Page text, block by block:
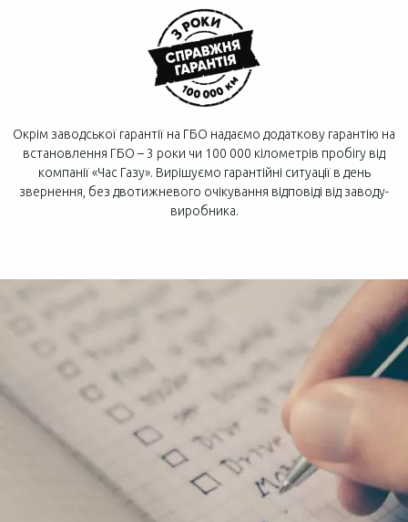
Окрім заводської гарантії на ГБО надаємо додаткову гарантію на
встановлення ГБО – 3 роки чи 100 000 кілометрів пробігу від
компанії «Час Газу». Вирішуємо гарантійні ситуації в день
звернення, без двотижневого очікування відповіді від заводу-
виробника.